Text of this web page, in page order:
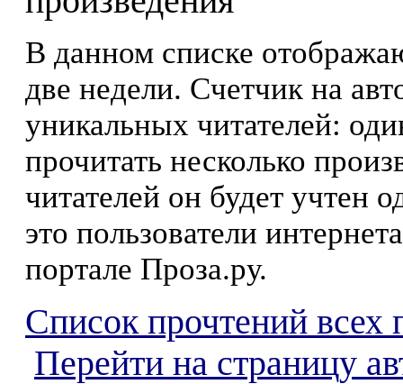
В данном списке
две недели. Счетчик на
уникальных читателей:
прочитать несколько
читателей он будет учтен
это пользователи
портале Проза.ру.
Список прочтений всех
Перейти на страницу